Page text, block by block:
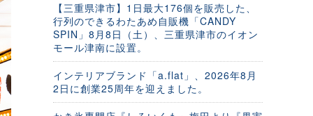
【三重県津市】1日最大176個を販売した、
行列のできるわたあめ自販機「CANDY
SPIN」8月8日（土）、三重県津市のイオン
モール津南に設置。
インテリアブランド「a.flat」、2026年8月
2日に創業25周年を迎えました。